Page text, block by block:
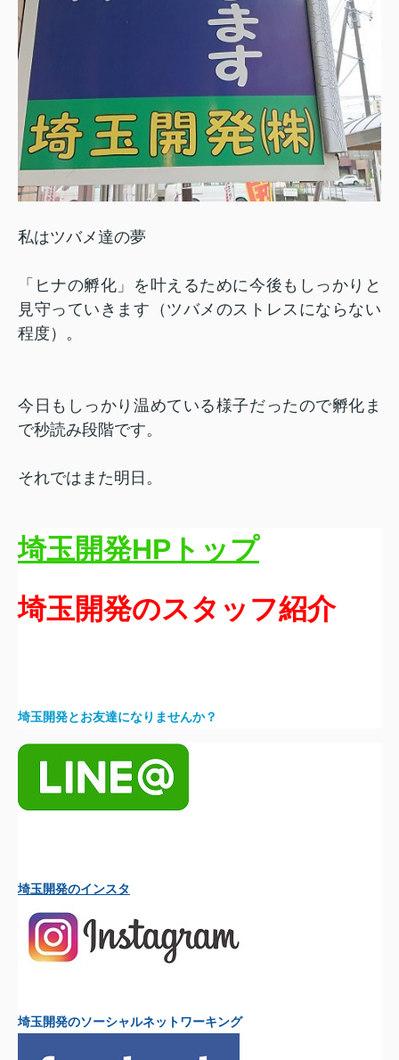
私はツバメ達の夢
「ヒナの孵化」を叶えるために今後もしっかりと
見守っていきます（ツバメのストレスにならない
程度）。
今日もしっかり温めている様子だったので孵化ま
で秒読み段階です。
それではまた明日。
埼玉開発HPトップ
埼玉開発のスタッフ紹介
埼玉開発とお友達になりませんか？
埼玉開発のインスタ
埼玉開発のソーシャルネットワーキング